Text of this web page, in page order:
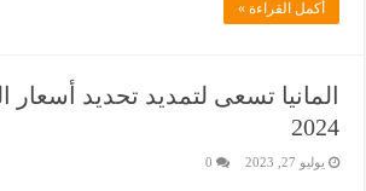
أكمل القراءة »
المانيا تسعى لتمديد تحديد
2024
يوليو 27, 2023 0